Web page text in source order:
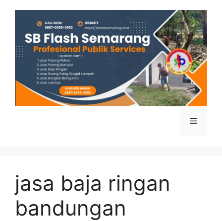
Menu
jasa baja ringan
bandungan